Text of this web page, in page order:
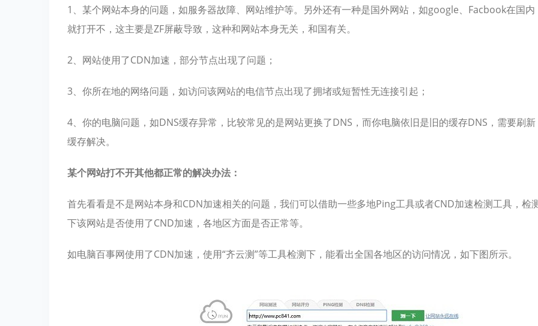
1、某个网站本身的问题，如服务器故障、网站维护等。另外还有一种是国外网站，如google、Facbook在国内
就打开不，这主要是ZF屏蔽导致，这种和网站本身无关，和国有关。
2、网站使用了CDN加速，部分节点出现了问题；
3、你所在地的网络问题，如访问该网站的电信节点出现了拥堵或短暂性无连接引起；
4、你的电脑问题，如DNS缓存异常，比较常见的是网站更换了DNS，而你电脑依旧是旧的缓存DNS，需要刷新
缓存解决。
某个网站打不开其他都正常的解决办法：
首先看看是不是网站本身和CDN加速相关的问题，我们可以借助一些多地Ping工具或者CND加速检测工具，检
下该网站是否使用了CND加速，各地区方面是否正常等。
如电脑百事网使用了CDN加速，使用“齐云测”等工具检测下，能看出全国各地区的访问情况，如下图所示。